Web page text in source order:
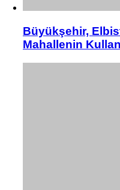
Büyükşehir,
Mahallenin